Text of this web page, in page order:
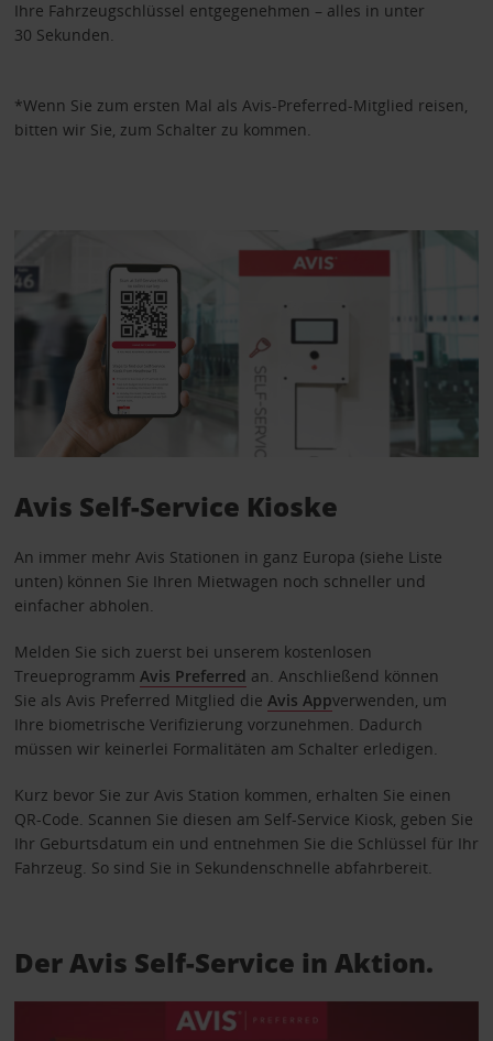
Ihre Fahrzeugschlüssel entgegenehmen – alles in unter
30 Sekunden.
*Wenn Sie zum ersten Mal als Avis-Preferred-Mitglied reisen,
bitten wir Sie, zum Schalter zu kommen.
Avis Self-Service Kioske
An immer mehr Avis Stationen in ganz Europa (siehe Liste
unten) können Sie Ihren Mietwagen noch schneller und
einfacher abholen.
Melden Sie sich zuerst bei unserem kostenlosen
Treueprogramm Avis Preferred an. Anschließend können
Sie als Avis Preferred Mitglied die Avis Appverwenden, um
Ihre biometrische Verifizierung vorzunehmen. Dadurch
müssen wir keinerlei Formalitäten am Schalter erledigen.
Kurz bevor Sie zur Avis Station kommen, erhalten Sie einen
QR-Code. Scannen Sie diesen am Self-Service Kiosk, geben Sie
Ihr Geburtsdatum ein und entnehmen Sie die Schlüssel für Ihr
Fahrzeug. So sind Sie in Sekundenschnelle abfahrbereit.
Der Avis Self-Service in Aktion.